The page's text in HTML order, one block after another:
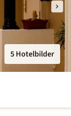
5 Hotelbilder